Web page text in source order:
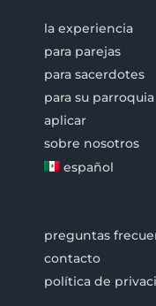
la experiencia
para parejas
para sacerdotes
para su parroquia
aplicar
sobre nosotros
español
preguntas
contacto
política de